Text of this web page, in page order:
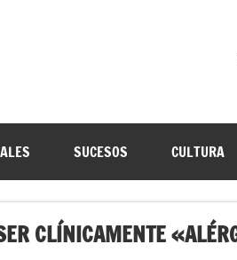
SUCESOS CULTURA
CLÍNICAMENTE